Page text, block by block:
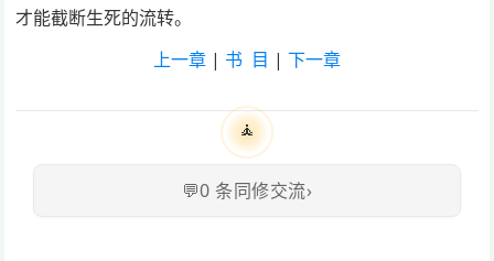
才能截断生死的流转。
上一章 | 书 目 | 下一章
🧘
💬0 条同修交流›